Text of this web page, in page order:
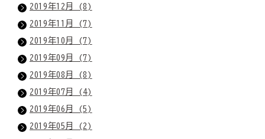
2019年12月 (8)
2019年11月 (7)
2019年10月 (7)
2019年09月 (7)
2019年08月 (8)
2019年07月 (4)
2019年06月 (5)
2019年05月 (2)